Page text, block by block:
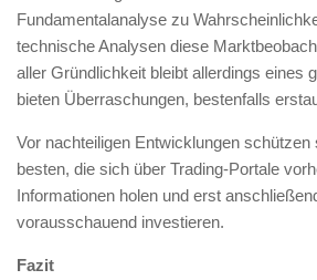
Fundamentalanalyse zu
technische Analysen diese
aller Gründlichkeit bleibt allerdings eines
bieten Überraschungen, bestenfalls
Vor nachteiligen Entwicklungen schützen
besten, die sich über Trading-Portale
Informationen holen und erst
vorausschauend investieren.
Fazit